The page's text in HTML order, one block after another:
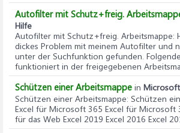
Autofilter mit Schutz+freig.
Hilfe
Autofilter mit Schutz+freig. Arbeitsmappe:
dickes Problem mit meinem Autofilter und
unter der Suchfunktion gefunden.
funktioniert in der freigegebenen
Schützen einer Arbeitsmappe in
Schützen einer Arbeitsmappe: Schützen
Excel für Microsoft 365 Excel für Microsoft
für das Web Excel 2019 Excel 2016 Excel